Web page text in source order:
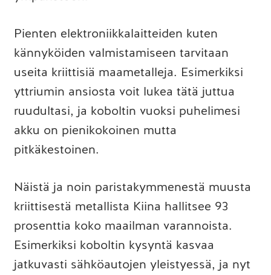
Pienten elektroniikkalaitteiden kuten
kännyköiden valmistamiseen tarvitaan
useita kriittisiä maametalleja. Esimerkiksi
yttriumin ansiosta voit lukea tätä juttua
ruudultasi, ja koboltin vuoksi puhelimesi
akku on pienikokoinen mutta
pitkäkestoinen.
Näistä ja noin paristakymmenestä muusta
kriittisestä metallista Kiina hallitsee 93
prosenttia koko maailman varannoista.
Esimerkiksi koboltin kysyntä kasvaa
jatkuvasti sähköautojen yleistyessä, ja nyt